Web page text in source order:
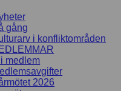
gång
i konfliktområden
medlem
2026